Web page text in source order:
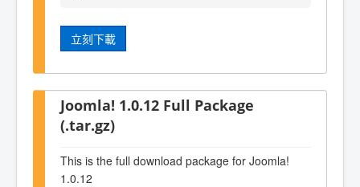
立刻下載
Joomla! 1.0.12 Full Package
(.tar.gz)
This is the full download package for Joomla!
1.0.12